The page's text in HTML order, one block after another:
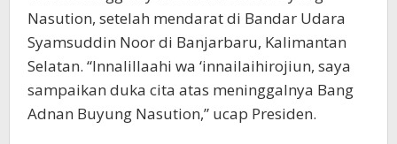
Nasution, setelah mendarat di Bandar Udara
Syamsuddin Noor di Banjarbaru, Kalimantan
Selatan. “Innalillaahi wa ‘innailaihirojiun, saya
sampaikan duka cita atas meninggalnya Bang
Adnan Buyung Nasution,” ucap Presiden.